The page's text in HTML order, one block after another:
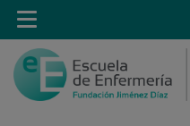
Saltar al contenido
Toggle
navigation